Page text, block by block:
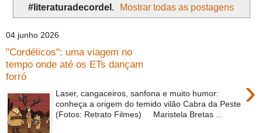
#literaturadecordel . Mostrar todas as postagens
04 junho 2026
"Cordélicos": uma viagem no
tempo onde até os ETs dançam
forró
›
Laser, cangaceiros, sanfona e muito humor:
conheça a origem do temido vilão Cabra da Peste
(Fotos: Retrato Filmes) Maristela Bretas ...